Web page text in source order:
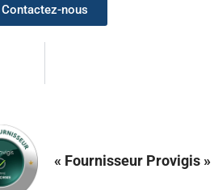
Contactez-nous
« Fournisseur Provigis »